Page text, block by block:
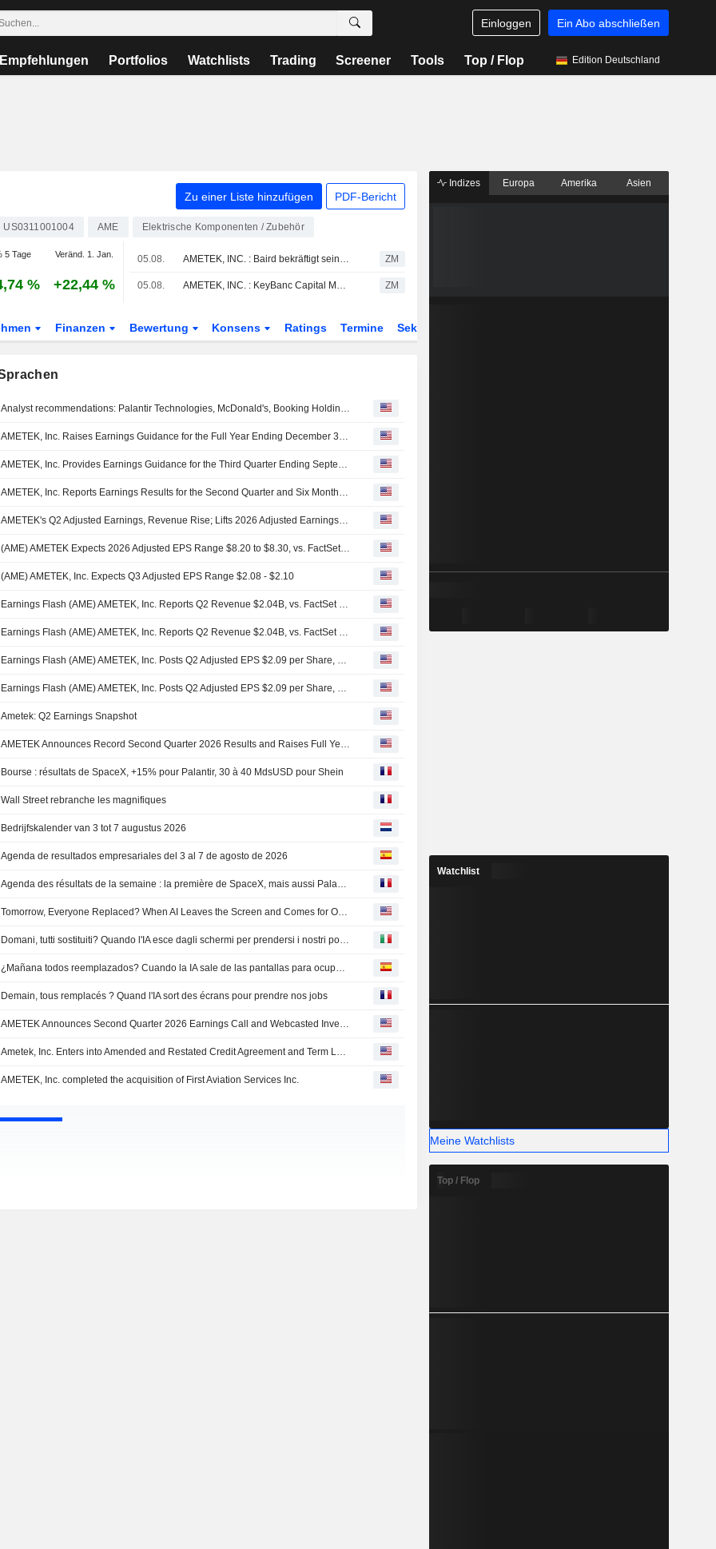
Einloggen Ein Abo abschließen
Empfehlungen Portfolios Watchlists Trading Screener Tools Top / Flop Edition Deutschland
Zu einer Liste hinzufügen PDF-Bericht
US0311001004 AME Elektrische Komponenten / Zubehör
5 Tage Veränd. 1. Jan.
% +22,44 %
05.08. AMETEK, INC. : Baird bekräftigt seine neutrale Bewertung ZM
05.08. AMETEK, INC. : KeyBanc Capital Markets gibt neutrale Einschätzung ZM
Finanzen Bewertung Konsens Ratings Termine Sektor
Analyst recommendations: Palantir Technologies, McDonald's, Booking Holdings, Arista Networks, Amgen...
AMETEK, Inc. Raises Earnings Guidance for the Full Year Ending December 31, 2026
AMETEK, Inc. Provides Earnings Guidance for the Third Quarter Ending September 30, 2026
AMETEK, Inc. Reports Earnings Results for the Second Quarter and Six Months Ended June 30, 2026
AMETEK's Q2 Adjusted Earnings, Revenue Rise; Lifts 2026 Adjusted Earnings Guidance
(AME) AMETEK Expects 2026 Adjusted EPS Range $8.20 to $8.30, vs. FactSet Est of $8.15
(AME) AMETEK, Inc. Expects Q3 Adjusted EPS Range $2.08 - $2.10
Earnings Flash (AME) AMETEK, Inc. Reports Q2 Revenue $2.04B, vs. FactSet Est of $1.95B
Earnings Flash (AME) AMETEK, Inc. Reports Q2 Revenue $2.04B, vs. FactSet Est of $1.95B
Earnings Flash (AME) AMETEK, Inc. Posts Q2 Adjusted EPS $2.09 per Share, vs. FactSet Est of $1.99
Earnings Flash (AME) AMETEK, Inc. Posts Q2 Adjusted EPS $2.09 per Share, vs. FactSet Est of $1.99
Ametek: Q2 Earnings Snapshot
AMETEK Announces Record Second Quarter 2026 Results and Raises Full Year Guidance
Bourse : résultats de SpaceX, +15% pour Palantir, 30 à 40 MdsUSD pour Shein
Wall Street rebranche les magnifiques
Bedrijfskalender van 3 tot 7 augustus 2026
Agenda de resultados empresariales del 3 al 7 de agosto de 2026
Agenda des résultats de la semaine : la première de SpaceX, mais aussi Palantir, Novo Nordisk et Siemens
Tomorrow, Everyone Replaced? When AI Leaves the Screen and Comes for Our Jobs
Domani, tutti sostituiti? Quando l'IA esce dagli schermi per prendersi i nostri posti di lavoro
¿Mañana todos reemplazados? Cuando la IA sale de las pantallas para ocupar nuestros puestos de trabajo
Demain, tous remplacés ? Quand l'IA sort des écrans pour prendre nos jobs
AMETEK Announces Second Quarter 2026 Earnings Call and Webcasted Investor Conference Call Information
Ametek, Inc. Enters into Amended and Restated Credit Agreement and Term Loan Credit Agreement Totaling $7.5 Billion
AMETEK, Inc. completed the acquisition of First Aviation Services Inc.
Indizes Europa Amerika Asien
Watchlist
Meine Watchlists
Top / Flop